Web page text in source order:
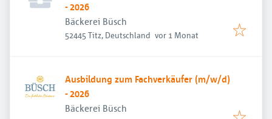
- 2026
Bäckerei Büsch
52445 Titz, Deutschland Veröffentlicht
vor 1 Monat
Ausbildung zum Fachverkäufer (m/w/d)
- 2026
Bäckerei Büsch